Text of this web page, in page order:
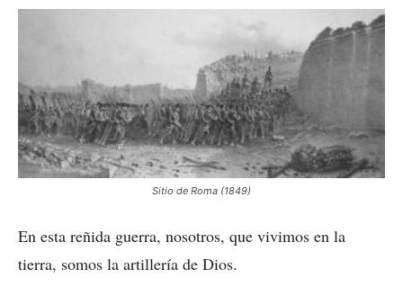
Sitio de Roma (1849)
En esta reñida guerra, nosotros, que vivimos en la
tierra, somos la artillería de Dios.